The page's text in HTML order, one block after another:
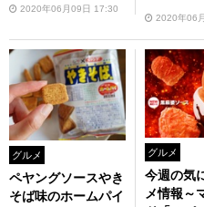
2020年06月09日 17:30
2020年06
グルメ
ペヤングソースやき
そば味のホームパイ
グルメ
今週の気
メ情報～